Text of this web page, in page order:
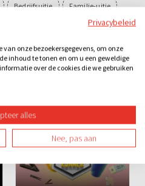
Bedrijfsuitje Familie-uitje
Privacybeleid
onze bezoekersgegevens, om onze
inhoud te tonen en om u een geweldige
over de cookies die we gebruiken
alles
Nee, pas aan